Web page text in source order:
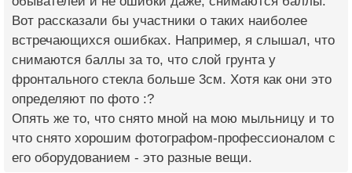
Вот рассказали бы участники о таких наиболее
встречающихся ошибках. Например, я слышал, что
снимаются баллы за то, что слой грунта у
фронтального стекла больше 3см. Хотя как они это
определяют по фото :?
Опять же то, что снято мной на мою мыльницу и то
что снято хорошим фотографом-профессионалом с
его оборудованием - это разные вещи.